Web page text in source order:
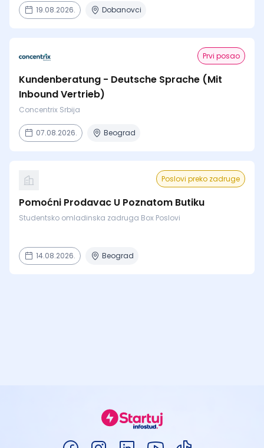
19.08.2026. Dobanovci
Prvi posao
Kundenberatung - Deutsche Sprache (Mit
Inbound Vertrieb)
Concentrix Srbija
07.08.2026. Beograd
Poslovi preko zadruge
Pomoćni Prodavac U Poznatom Butiku
Studentsko omladinska zadruga Box Poslovi
14.08.2026. Beograd